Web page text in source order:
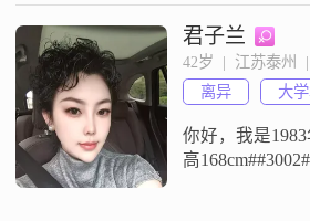
君子兰
42岁  |  江苏泰州  |
离异
大
你好，我是
高
科，目前的工
在5001到8000